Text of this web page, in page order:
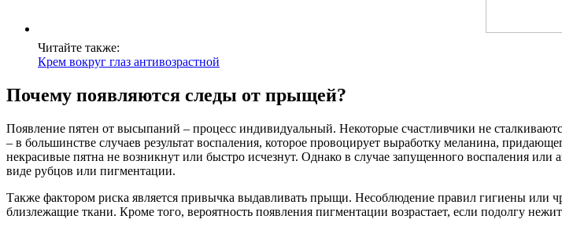
Читайте также:
Крем вокруг глаз антивозрастной
Почему появляются следы от прыщей?
Появление пятен от высыпаний – процесс индивидуальный. Некоторые счастливчики не
– в большинстве случаев результат воспаления, которое провоцирует выработку меланина,
некрасивые пятна не возникнут или быстро исчезнут. Однако в случае запущенного воспаления или
виде рубцов или пигментации.
Также фактором риска является привычка выдавливать прыщи. Несоблюдение правил гигиены или
близлежащие ткани. Кроме того, вероятность появления пигментации возрастает, если подолгу